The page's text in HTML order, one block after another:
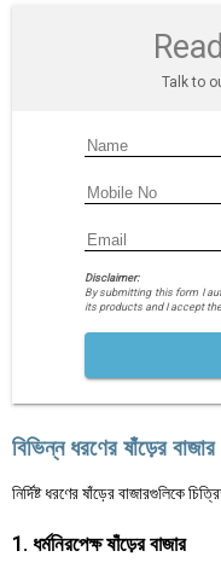
Talk to
Disclaimer:
By submitting this form I
its products and I accept
বিভিন্ন ধরণের ষাঁড়ের বাজার
নির্দিষ্ট ধরণের ষাঁড়ের বাজারগুলিকে
1. ধর্মনিরপেক্ষ ষাঁড়ের বাজার